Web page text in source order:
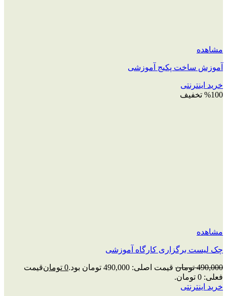
مشاهده
آموزش ساخت پکیج آموزشی
خرید اینترنتی
%100 تخفیف
مشاهده
چک‌ لیست برگزاری کارگاه آموزشی
490,000 تومان قیمت اصلی: 490,000 تومان بود. 0 تومانقیمت
فعلی: 0 تومان.
خرید اینترنتی